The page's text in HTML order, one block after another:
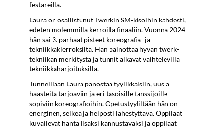
festareilla.
Laura on osallistunut Twerkin SM-kisoihin kahdesti,
edeten molemmilla kerroilla finaaliin. Vuonna 2024
hän sai 3. parhaat pisteet koreografia- ja
tekniikkakierroksilta. Hän painottaa hyvän twerk-
tekniikan merkitystä ja tunnit alkavat vaihtelevilla
tekniikkaharjoituksilla.
Tunneillaan Laura panostaa tyylikkäisiin, uusia
haasteita tarjoaviin ja eri tasoisille tanssijoille
sopiviin koreografioihin. Opetustyyliltään hän on
energinen, selkeä ja helposti lähestyttävä. Oppilaat
kuvailevat häntä lisäksi kannustavaksi ja oppilaat